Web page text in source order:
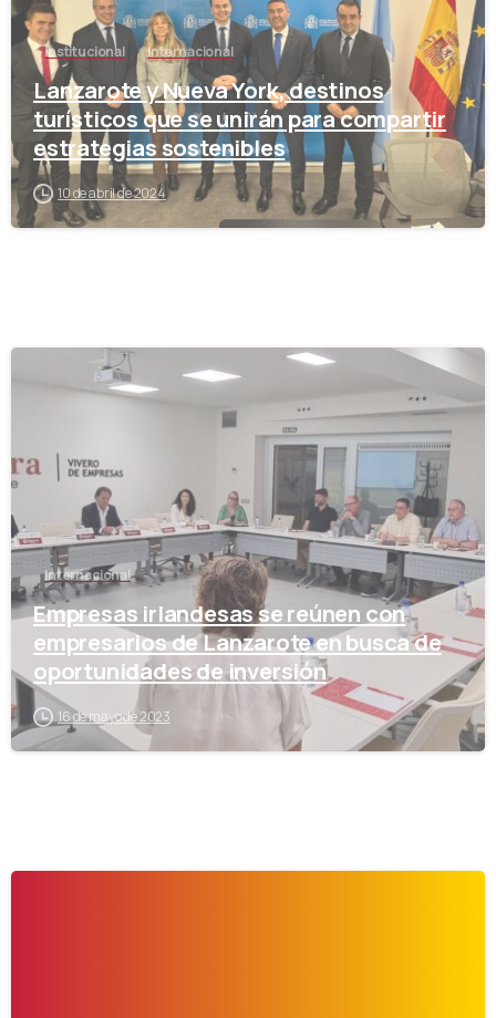
Institucional Internacional
Lanzarote y Nueva York, destinos
turísticos que se unirán para compartir
estrategias sostenibles
10 de abril de 2024
Internacional
Empresas irlandesas se reúnen con
empresarios de Lanzarote en busca de
oportunidades de inversión
16 de mayo de 2023